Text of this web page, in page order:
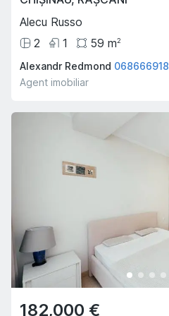
Alecu Russo
2
1 59 m2
Alexandr Redmond 068666918
Agent imobiliar
182,000 €